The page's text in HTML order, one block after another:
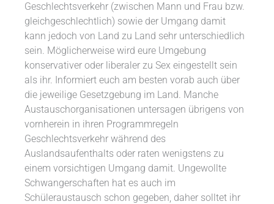
Geschlechtsverkehr (zwischen Mann und Frau bzw.
gleichgeschlechtlich) sowie der Umgang damit
kann jedoch von Land zu Land sehr unterschiedlich
sein. Möglicherweise wird eure Umgebung
konservativer oder liberaler zu Sex eingestellt sein
als ihr. Informiert euch am besten vorab auch über
die jeweilige Gesetzgebung im Land. Manche
Austauschorganisationen untersagen übrigens von
vornherein in ihren Programmregeln
Geschlechtsverkehr während des
Auslandsaufenthalts oder raten wenigstens zu
einem vorsichtigen Umgang damit. Ungewollte
Schwangerschaften hat es auch im
Schüleraustausch schon gegeben, daher solltet ihr